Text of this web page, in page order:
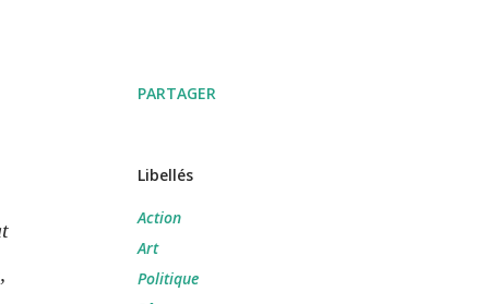
PARTAGER
Libellés
Action
Art
Politique